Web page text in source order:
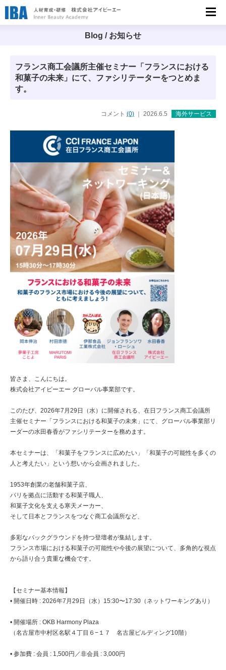
人材育成・研修 株式会社アイビーエー
Blog / お知らせ
フランス商工会議所主催セミナー「フランスにおける
和菓子の未来」にて、ファシリテーターをつとめま
す。
コメント (0) ｜ 2026.6.5 海外サービス
皆さま、こんにちは。
株式会社アイビーエー グローバル事業部です。
このたび、2026年7月29日（水）に開催される、在日フランス商工会議所
主催セミナー「フランスにおける和菓子の未来」にて、グローバル事業部リ
ーダーの水田春香がファシリテーターを務めます。
本セミナーは、「和菓子をフランスに広めたい」「和菓子の可能性を多くの
人と考えたい」という想いから企画されました。
1953年創業の老舗和菓子店、
パリを拠点に活動する和菓子職人、
和菓子文化を支える寒天メーカー、
そして日本とフランスをつなぐ商工会議所など、
多彩なバックグラウンドを持つ登壇者が集結します。
フランス市場における和菓子の可能性や今後の展望について、多角的な視点
から語り合う貴重な機会です。
【セミナー基本情報】
• 開催日時 : 2026年7月29日（水）15:30〜17:30（ネットワーキングあり）
• 開催場所 : OKB Harmony Plaza
（名古屋市中村区名駅４丁目６−１７ 名古屋ビルディング10階）
• 参加費 : 会員 : 1,500円／非会員 : 3,000円